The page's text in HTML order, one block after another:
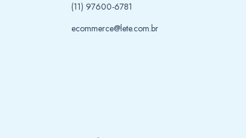
(11) 97600-6781
ecommerce@lete.com.br